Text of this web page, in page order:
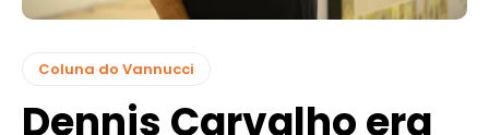
Coluna do Vannucci
Dennis Carvalho era